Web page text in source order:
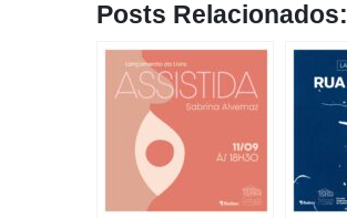
Posts Relacionados: